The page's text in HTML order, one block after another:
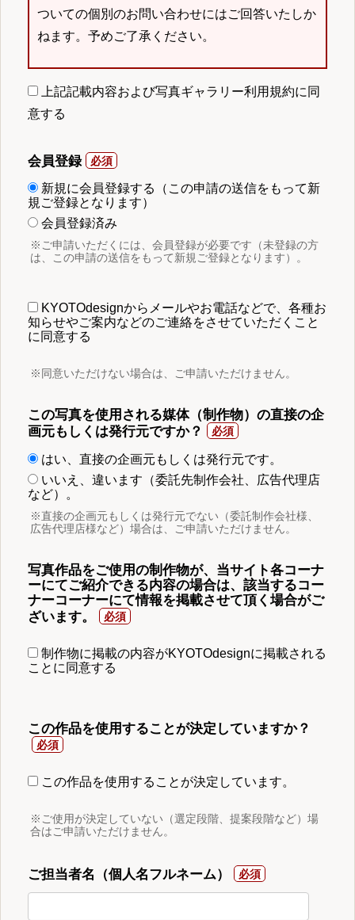
ついての個別のお問い合わせにはご回答いたしか
ねます。予めご了承ください。
上記記載内容および写真ギャラリー利用規約に同
意する
会員登録
新規に会員登録する（この申請の送信をもって新
規ご登録となります）
会員登録済み
※ご申請いただくには、会員登録が必要です（未登録の方
は、この申請の送信をもって新規ご登録となります）。
KYOTOdesignからメールやお電話などで、各種お
知らせやご案内などのご連絡をさせていただくこと
に同意する
※同意いただけない場合は、ご申請いただけません。
この写真を使用される媒体（制作物）の直接の企
画元もしくは発行元ですか？
はい、直接の企画元もしくは発行元です。
いいえ、違います（委託先制作会社、広告代理店
など）。
※直接の企画元もしくは発行元でない（委託制作会社様、
広告代理店様など）場合は、ご申請いただけません。
写真作品をご使用の制作物が、当サイト各コーナ
ーにてご紹介できる内容の場合は、該当するコー
ナーコーナーにて情報を掲載させて頂く場合がご
ざいます。
制作物に掲載の内容がKYOTOdesignに掲載される
ことに同意する
この作品を使用することが決定していますか？
この作品を使用することが決定しています。
※ご使用が決定していない（選定段階、提案段階など）場
合はご申請いただけません。
ご担当者名（個人名フルネーム）